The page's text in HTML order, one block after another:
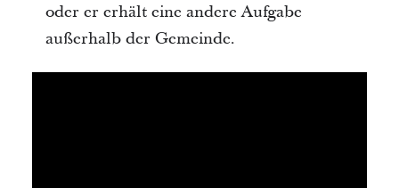
oder er erhält eine andere Aufgabe
außerhalb der Gemeinde.